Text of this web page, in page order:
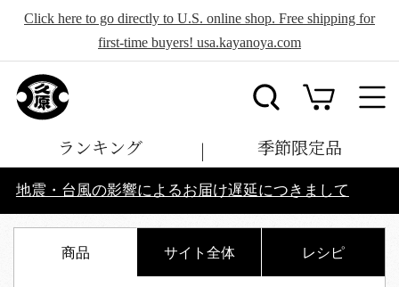
Click here to go directly to U.S. online shop. Free shipping for
first-time buyers! usa.kayanoya.com
ランキング 季節限定品
地震・台風の影響によるお届け遅延につきまして
商品 サイト全体 レシピ